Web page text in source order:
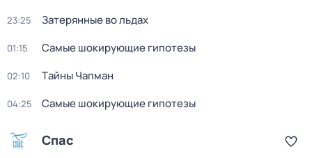
23:25 Затерянные во льдах
01:15 Самые шoкиpующие гипотезы
02:10 Тaйны Чапман
04:25 Самые шoкиpующие гипотезы
Спас